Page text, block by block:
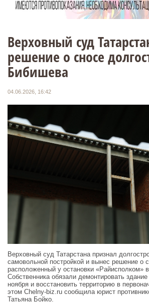
Верховный суд
решение о сносе
Бибишева
04.06.2026, 16:42
Верховный суд Татарстана признал
самовольной постройкой и вынес решение о
расположенный у остановки «Райисполком»
Собственника обязали демонтировать
ноября и восстановить территорию в
этом Chelny-biz.ru сообщила юрист
Татьяна Бойко.